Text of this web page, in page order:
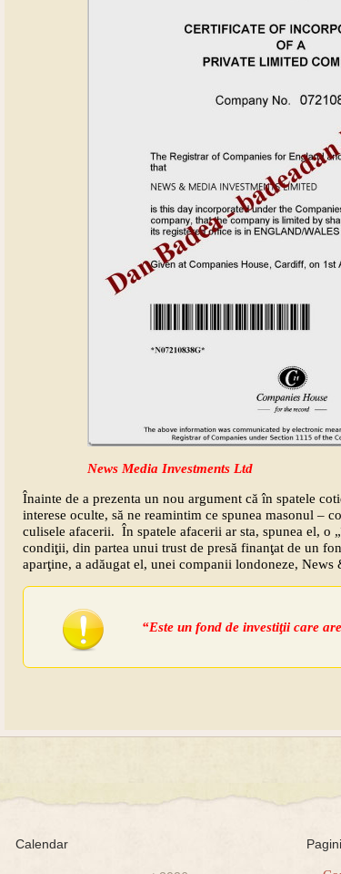
News Media Investments Ltd
Înainte de a prezenta un nou argument că în spatele
interese oculte, să ne reamintim ce spunea masonul –
culisele afacerii. În spatele afacerii ar sta, spunea el, o
condiţii, din partea unui trust de presă finanţat de un
aparţine, a adăugat el, unei companii londoneze, News
“Este un fond de investiţii care
Calendar Pagini